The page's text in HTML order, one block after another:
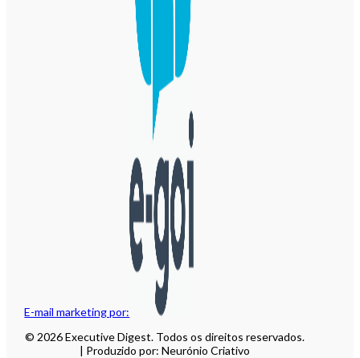
E-mail marketing por:
© 2026 Executive Digest. Todos os direitos reservados.
| Produzido por: Neurónio Criativo